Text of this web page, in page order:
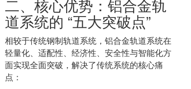
二、核心优势：铝合金轨
道系统的 “五大突破点”
相较于传统钢制轨道系统，铝合金轨道系统在
轻量化、适配性、经济性、安全性与智能化方
面实现全面突破，解决了传统系统的核心痛
点：